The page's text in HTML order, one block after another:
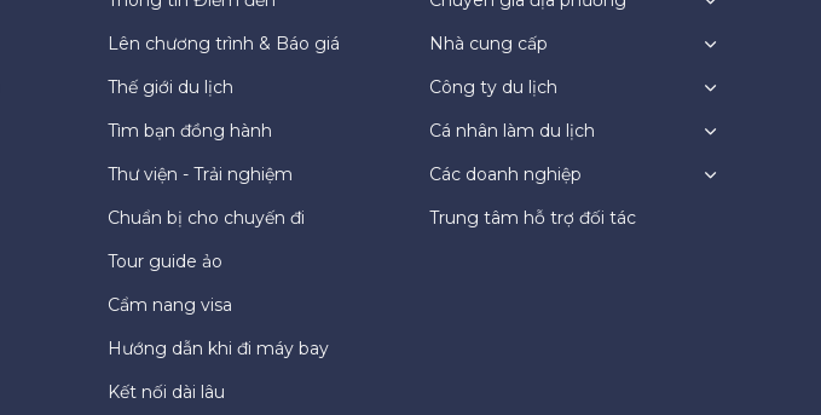
Lên chương trình & Báo giá
Thế giới du lịch
Tìm bạn đồng hành
Thư viện - Trải nghiệm
Chuẩn bị cho chuyến đi
Tour guide ảo
Cẩm nang visa
Hướng dẫn khi đi máy bay
Kết nối dài lâu
Nhà cung cấp
Công ty du lịch
Cá nhân làm du lịch
Các doanh nghiệp
Trung tâm hỗ trợ đối tác